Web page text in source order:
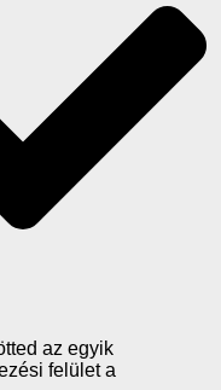
az egyik
felület a